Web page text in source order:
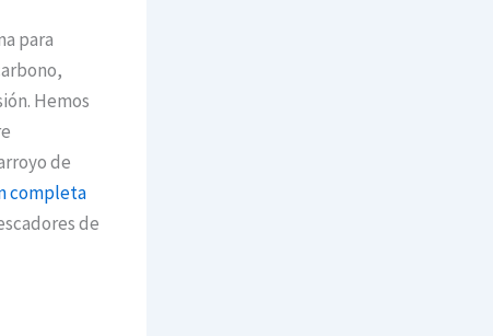
para
Hemos
de
completa
de